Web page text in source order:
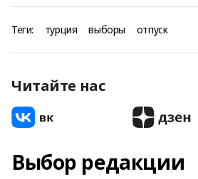
Теги: турция выборы отпуск
Читайте нас
Выбор редакции